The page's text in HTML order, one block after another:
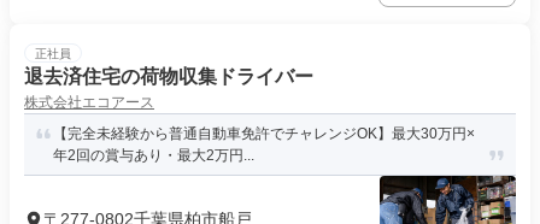
正社員
退去済住宅の荷物収集ドライバー
株式会社エコアース
【完全未経験から普通自動車免許でチャレンジOK】最大30万円×
年2回の賞与あり・最大2万円...
〒277-0802千葉県柏市船戸